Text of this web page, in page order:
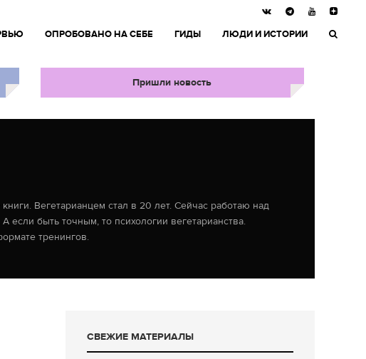
ОПРОБОВАНО НА СЕБЕ ГИДЫ ЛЮДИ И ИСТОРИИ
Пришли новость
Вегетарианцем стал в 20 лет. Сейчас работаю над
если быть точным, то психологии вегетарианства.
тренингов.
СВЕЖИЕ МАТЕРИАЛЫ